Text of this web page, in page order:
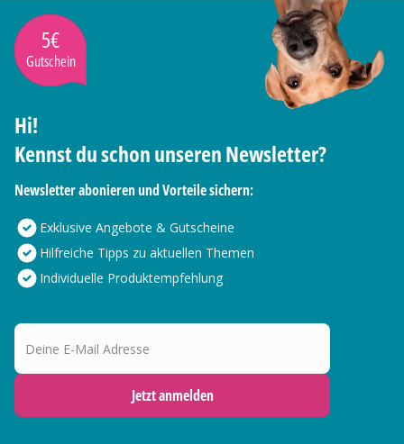
5€
Gutschein
Hi!
Kennst du schon unseren Newsletter?
Newsletter abonieren und Vorteile sichern:
Exklusive Angebote & Gutscheine
Hilfreiche Tipps zu aktuellen Themen
Individuelle Produktempfehlung
Deine E-Mail Adresse
Jetzt anmelden